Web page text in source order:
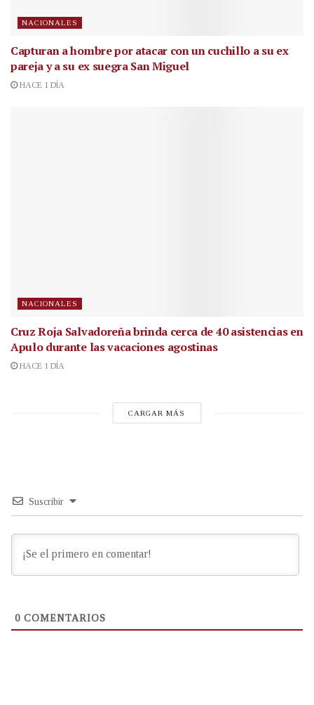
NACIONALES
Capturan a hombre por atacar con un cuchillo a su ex
pareja y a su ex suegra San Miguel
HACE 1 DÍA
NACIONALES
Cruz Roja Salvadoreña brinda cerca de 40 asistencias en
Apulo durante las vacaciones agostinas
HACE 1 DÍA
CARGAR MÁS
Suscribir
0 COMENTARIOS